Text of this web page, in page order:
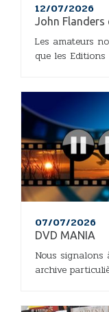
12/07/2026
John Flanders
Les amateurs
que les
07/07/2026
DVD MANIA
Nous signalons
archive